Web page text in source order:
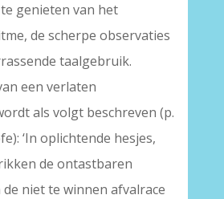
genieten van het
de scherpe observaties
taalgebruik.
een verlaten
als volgt beschreven (p.
‘In oplichtende hesjes,
de ontastbaren
niet te winnen afvalrace